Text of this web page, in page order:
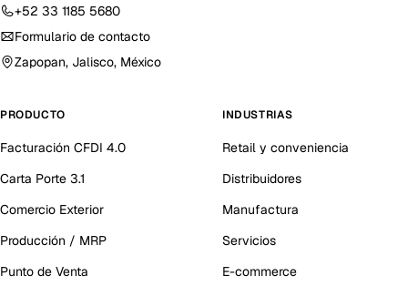
+52 33 1185 5680
Formulario de contacto
Zapopan, Jalisco, México
PRODUCTO
Facturación CFDI 4.0
Carta Porte 3.1
Comercio Exterior
Producción / MRP
Punto de Venta
INDUSTRIAS
Retail y conveniencia
Distribuidores
Manufactura
Servicios
E-commerce